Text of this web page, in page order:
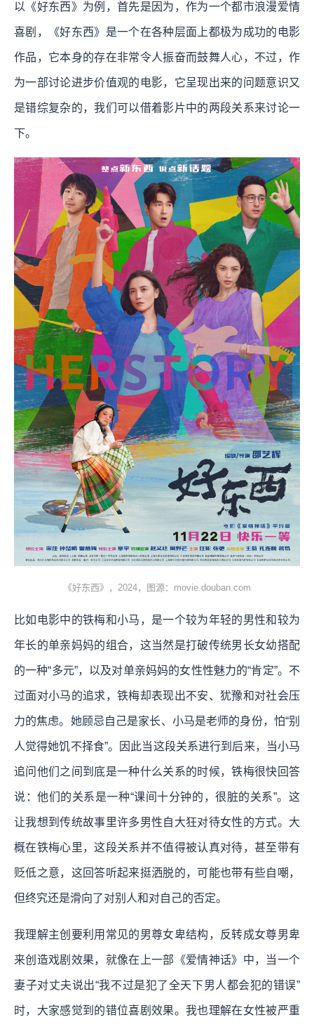
以《好东西》为例，首先是因为，作为一个都市浪漫爱情
喜剧，《好东西》是一个在各种层面上都极为成功的电影
作品，它本身的存在非常令人振奋而鼓舞人心，不过，作
为一部讨论进步价值观的电影，它呈现出来的问题意识又
是错综复杂的，我们可以借着影片中的两段关系来讨论一
下。
《好东西》，2024，图源：movie.douban.com
比如电影中的铁梅和⼩⻢，是一个较为年轻的男性和较为
年长的单亲妈妈的组合，这当然是打破传统男长女幼搭配
的一种“多元”，以及对单亲妈妈的女性性魅力的“肯定”。不
过面对小马的追求，铁梅却表现出不安、犹豫和对社会压
力的焦虑。她顾忌自己是家⻓、小马是⽼师的⾝份，怕“别
人觉得她饥不择食”。因此当这段关系进行到后来，当小马
追问他们之间到底是一种什么关系的时候，铁梅很快回答
说：他们的关系是一种“课间⼗分钟的，很脏的关系”。这
让我想到传统故事里许多男性自大狂对待女性的方式。大
概在铁梅心里，这段关系并不值得被认真对待，甚至带有
贬低之意，这回答听起来挺洒脱的，可能也带有些自嘲，
但终究还是滑向了对别人和对自己的否定。
我理解主创要利用常见的男尊女卑结构，反转成女尊男卑
来创造戏剧效果，就像在上一部《爱情神话》中，当一个
妻子对丈夫说出“我不过是犯了全天下男人都会犯的错误”
时，大家感觉到的错位喜剧效果。我也理解在女性被严重